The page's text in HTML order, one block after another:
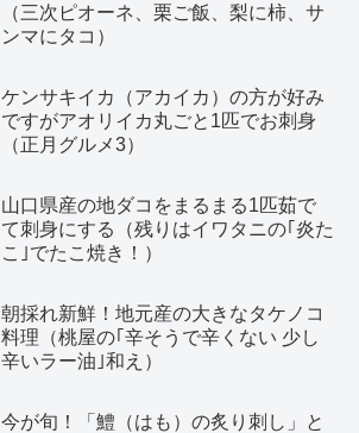
（三次ピオーネ、栗ご飯、梨に柿、サ
ンマにタコ）
ケンサキイカ（アカイカ）の方が好み
ですがアオリイカ丸ごと1匹でお刺身
（正月グルメ3）
山口県産の地ダコをまるまる1匹茹で
て刺身にする（残りはイワタニの｢炎た
こ｣でたこ焼き！）
朝採れ新鮮！地元産の大きなタケノコ
料理（桃屋の｢辛そうで辛くない 少し
辛いラー油｣和え）
今が旬！「鱧（はも）の炙り刺し」と